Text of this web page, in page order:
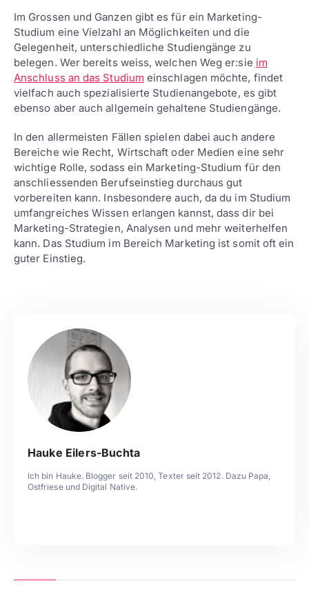
Im Grossen und Ganzen gibt es für ein Marketing-
Studium eine Vielzahl an Möglichkeiten und die
Gelegenheit, unterschiedliche Studiengänge zu
belegen. Wer bereits weiss, welchen Weg er:sie im
Anschluss an das Studium einschlagen möchte, findet
vielfach auch spezialisierte Studienangebote, es gibt
ebenso aber auch allgemein gehaltene Studiengänge.
In den allermeisten Fällen spielen dabei auch andere
Bereiche wie Recht, Wirtschaft oder Medien eine sehr
wichtige Rolle, sodass ein Marketing-Studium für den
anschliessenden Berufseinstieg durchaus gut
vorbereiten kann. Insbesondere auch, da du im Studium
umfangreiches Wissen erlangen kannst, dass dir bei
Marketing-Strategien, Analysen und mehr weiterhelfen
kann. Das Studium im Bereich Marketing ist somit oft ein
guter Einstieg.
Hauke Eilers-Buchta
Ich bin Hauke. Blogger seit 2010, Texter seit 2012. Dazu Papa,
Ostfriese und Digital Native.